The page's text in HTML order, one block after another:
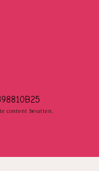
content bevatten.